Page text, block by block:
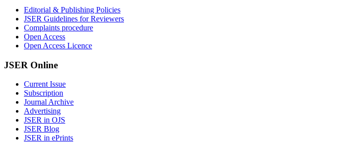
Editorial & Publishing Policies
JSER Guidelines for Reviewers
Complaints procedure
Open Access
Open Access Licence
JSER Online
Current Issue
Subscription
Journal Archive
Advertising
JSER in OJS
JSER Blog
JSER in ePrints